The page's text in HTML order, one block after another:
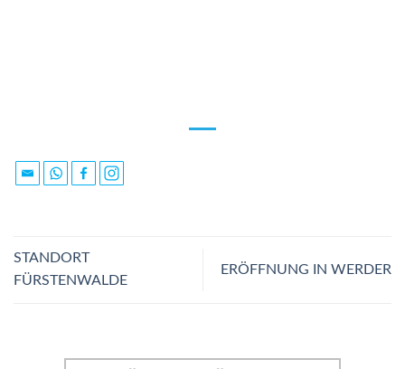
STANDORT
FÜRSTENWALDE
ERÖFFNUNG IN WERDER